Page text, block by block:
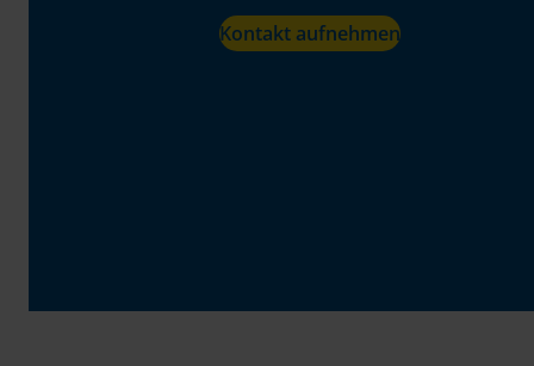
Kontakt aufnehmen